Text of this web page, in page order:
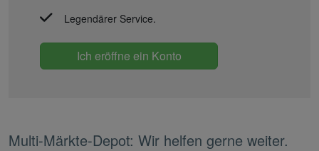
Legendärer Service.
Ich eröffne ein Konto
Multi-Märkte-Depot: Wir helfen gerne weiter.